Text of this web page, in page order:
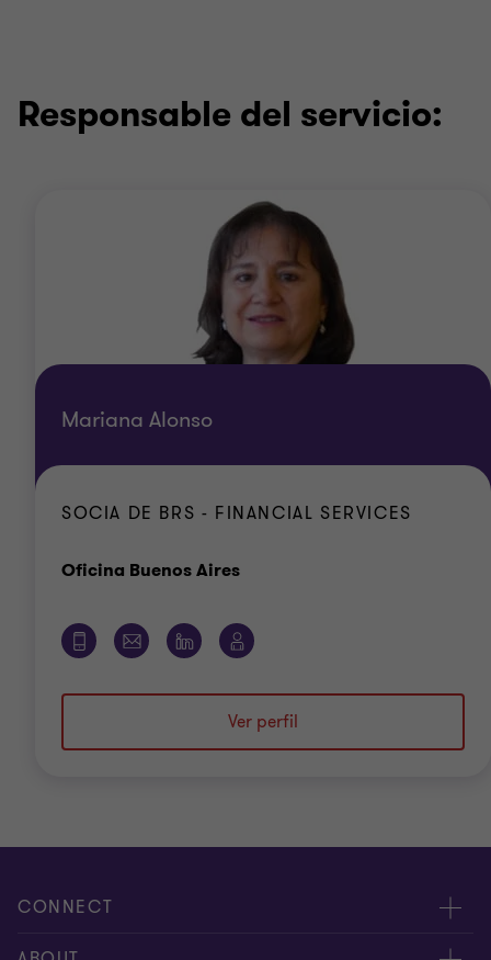
Responsable del servicio:
Mariana Alonso
SOCIA DE BRS - FINANCIAL SERVICES
Oficina Buenos AiresOficina
Ver perfil
CONNECT